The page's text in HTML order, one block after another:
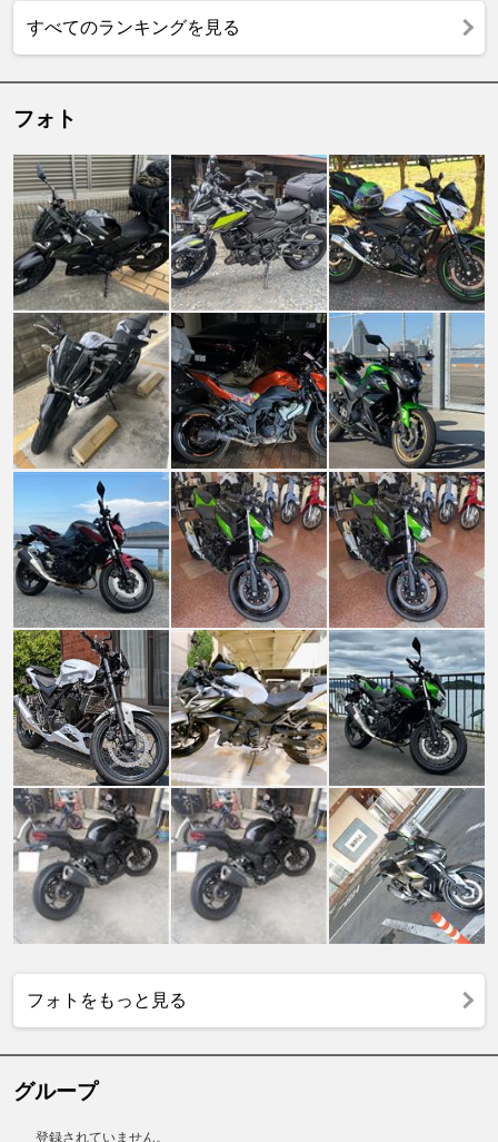
すべてのランキングを見る
フォト
フォトをもっと見る
グループ
登録されていません。